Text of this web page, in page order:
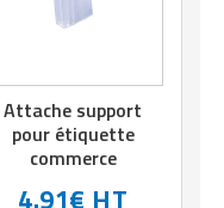
Attache support
pour étiquette
commerce